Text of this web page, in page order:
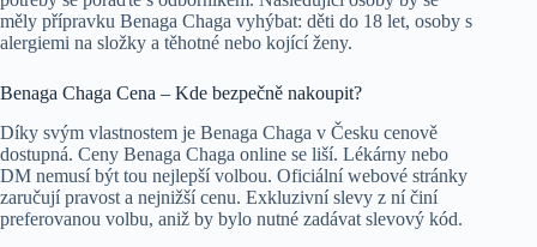
měly přípravku Benaga Chaga vyhýbat: děti do 18 let, osoby s
alergiemi na složky a těhotné nebo kojící ženy.
Benaga Chaga Cena – Kde bezpečně nakoupit?
Díky svým vlastnostem je Benaga Chaga v Česku cenově
dostupná. Ceny Benaga Chaga online se liší. Lékárny nebo
DM nemusí být tou nejlepší volbou. Oficiální webové stránky
zaručují pravost a nejnižší cenu. Exkluzivní slevy z ní činí
preferovanou volbu, aniž by bylo nutné zadávat slevový kód.